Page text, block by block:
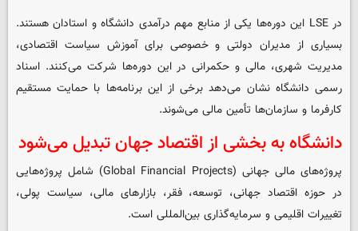
در LSE این دوره‌ها یکی از منابع مهم درآمدی دانشگاه و استادان هستند.
بسیاری از مدیران دولتی و خصوصی برای آموزش سیاست اقتصادی،
مدیریت شهری، مالی و حکمرانی در این دوره‌ها شرکت می‌کنند. اسناد
رسمی دانشگاه نشان می‌دهد برخی از این برنامه‌ها با حمایت مستقیم
کارفرما و سازمان‌ها تأمین مالی می‌شوند.
دانشگاه به بخشی از اقتصاد جهان تبدیل می‌شود
پروژه‌های مالی جهانی (Global Financial Projects) شامل پروژه‌هایی
در حوزه اقتصاد جهانی، توسعه، فقر، بازارهای مالی، سیاست پولی،
تغییرات اقلیمی و سرمایه‌گذاری بین‌المللی است.